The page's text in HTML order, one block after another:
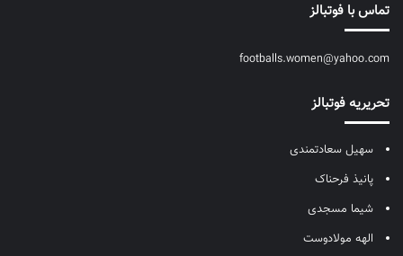
تماس با فوتبالز
footballs.women@yahoo.com
تحریریه فوتبالز
سهیل سعادتمندی
پانیذ فرحناک
شیما مسجدی
الهه مولادوست